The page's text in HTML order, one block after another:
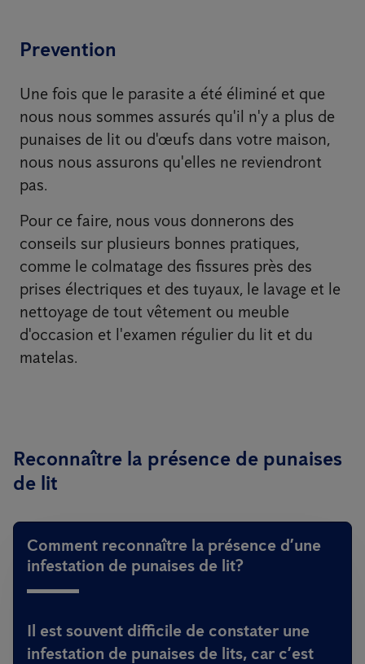
Prevention
Une fois que le parasite a été éliminé et que
nous nous sommes assurés qu'il n'y a plus de
punaises de lit ou d'œufs dans votre maison,
nous nous assurons qu'elles ne reviendront
pas.
Pour ce faire, nous vous donnerons des
conseils sur plusieurs bonnes pratiques,
comme le colmatage des fissures près des
prises électriques et des tuyaux, le lavage et le
nettoyage de tout vêtement ou meuble
d'occasion et l'examen régulier du lit et du
matelas.
Reconnaître la présence de punaises
de lit
Comment reconnaître la présence d’une
infestation de punaises de lit?
Il est souvent difficile de constater une
infestation de punaises de lits, car c’est